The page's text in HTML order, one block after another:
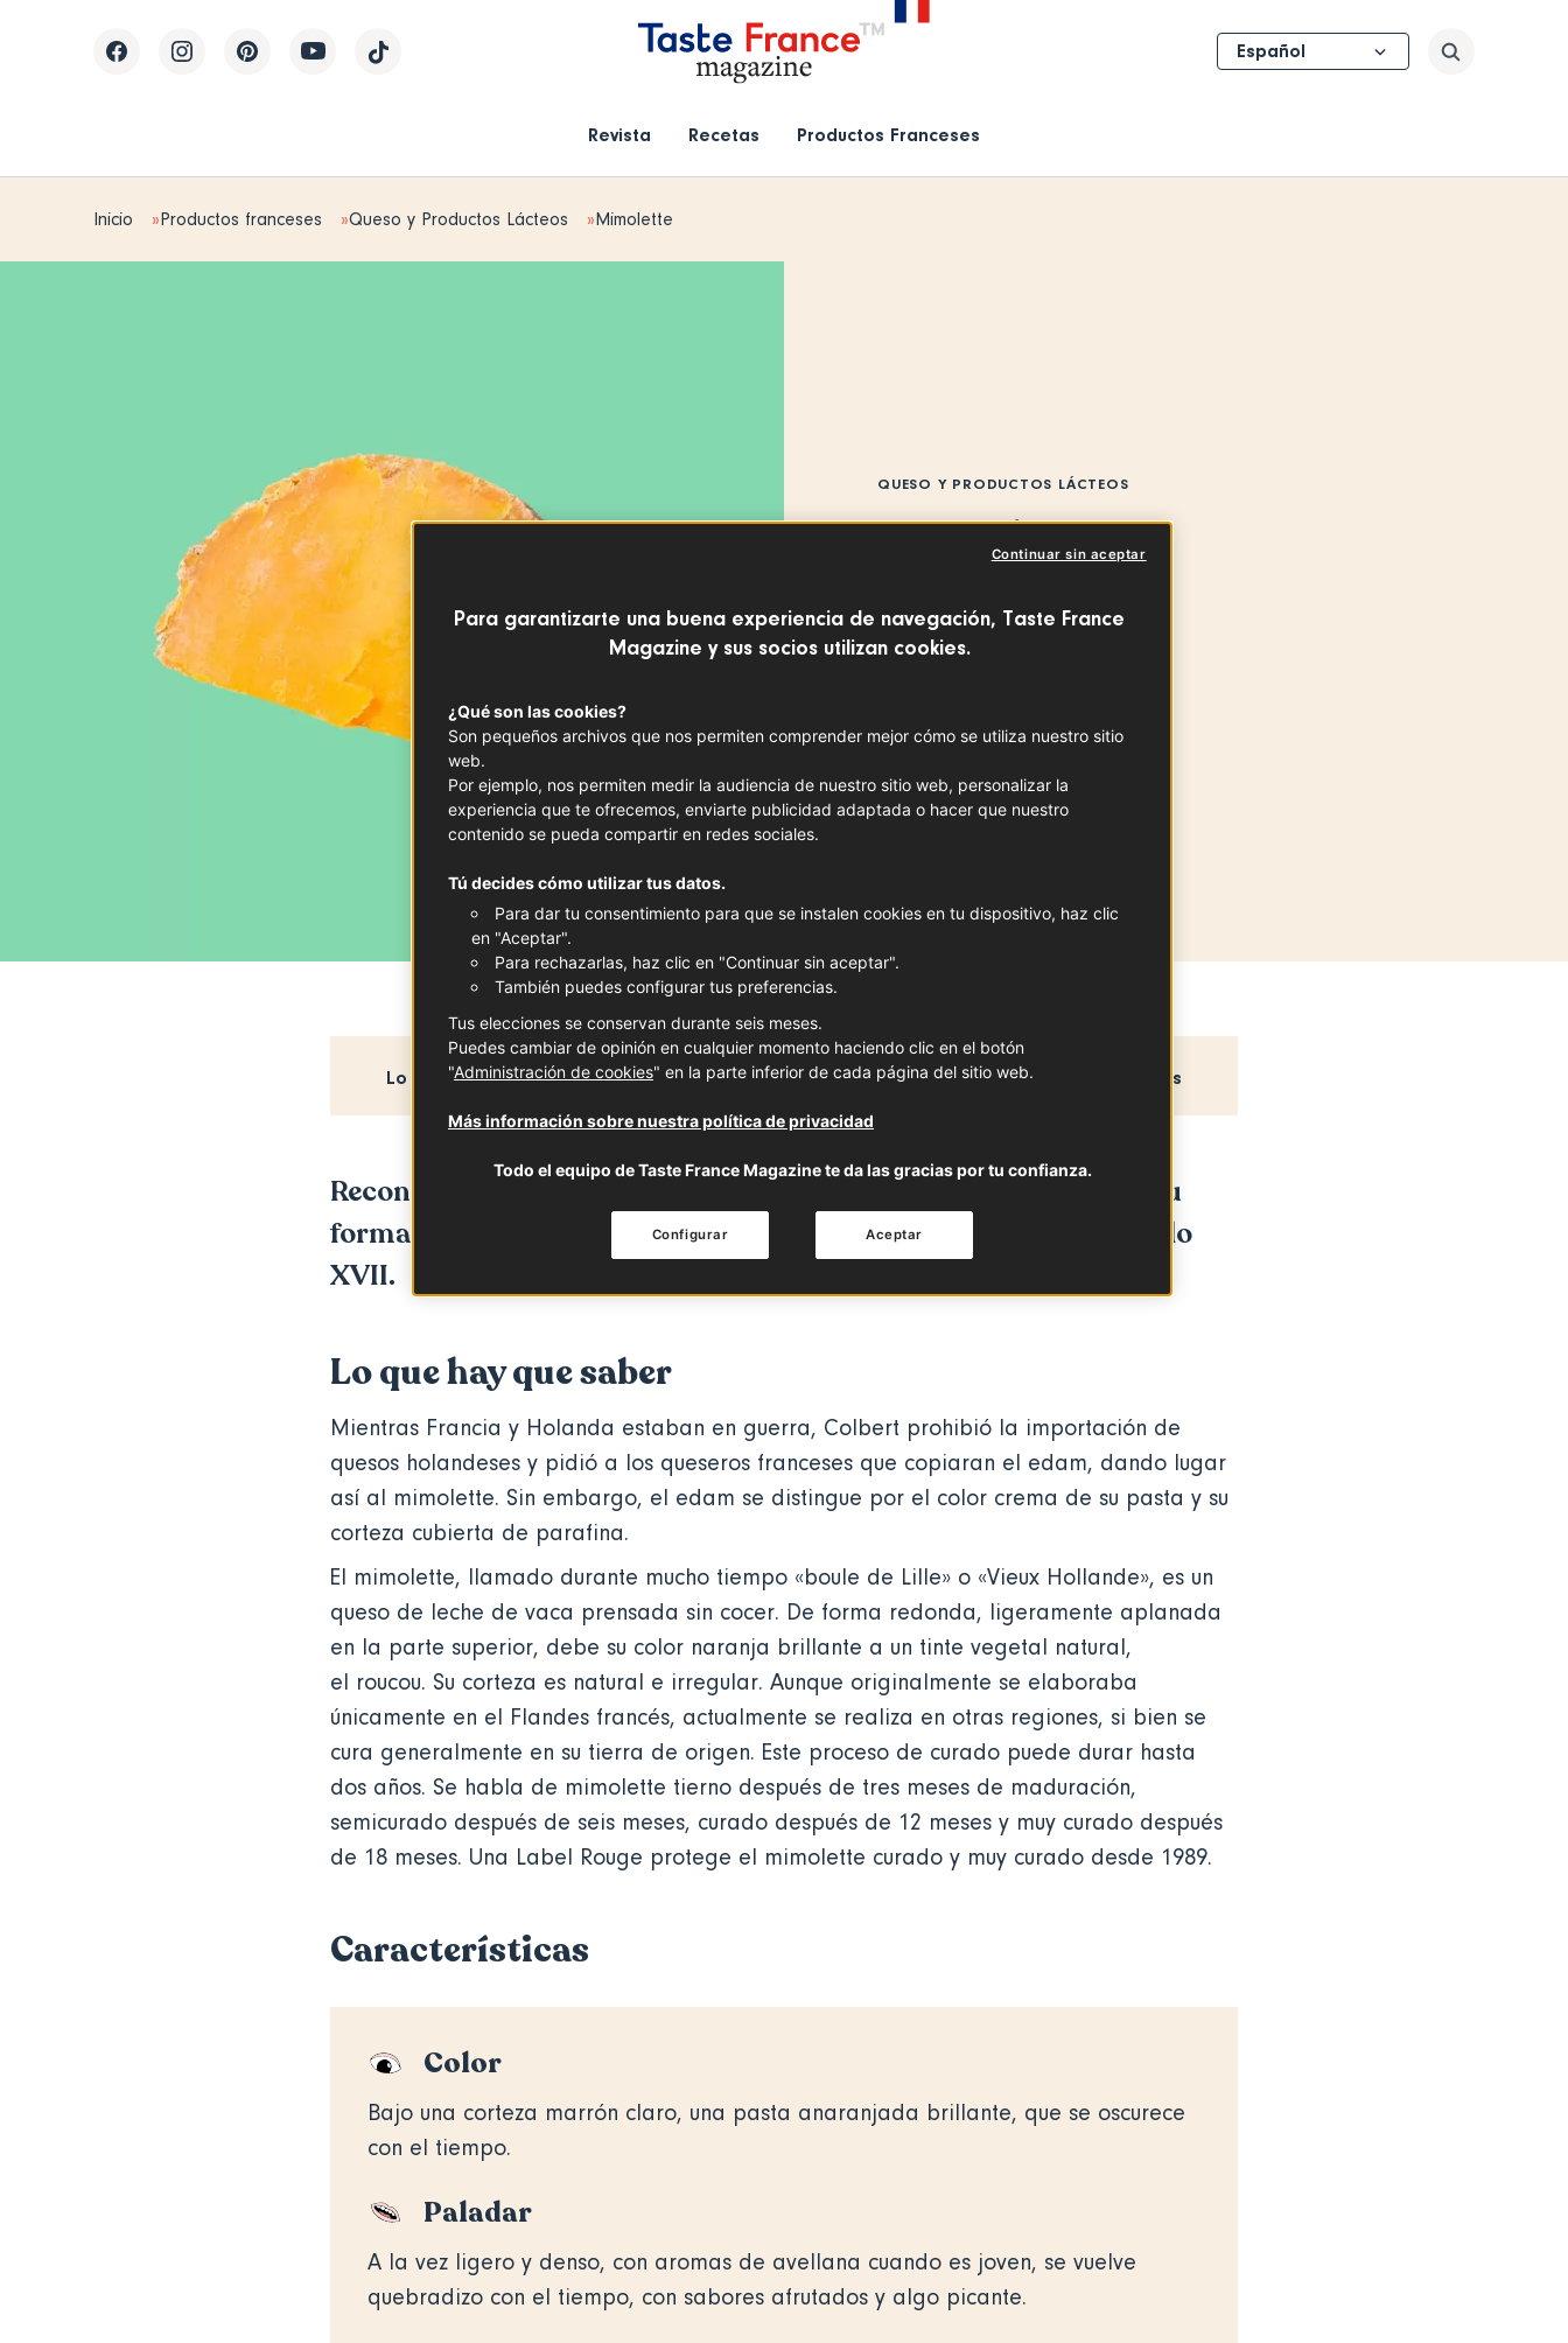
Revista Recetas Productos Franceses
Select
your
Buscar
Inicio Productos franceses Queso y Productos Lácteos Mimolette
QUESO Y PRODUCTOS LÁCTEOS
Mimolette
Hauts-de-France
Lo que hay que saber Características Cómo se utiliza Recetas
Reconocible por su pasta prensada de color naranja brillante y su
forma redonda, el Mimolette debe su creación a Colbert en el siglo
XVII.
Lo que hay que saber
Mientras Francia y Holanda estaban en guerra, Colbert prohibió la importación de
quesos holandeses y pidió a los queseros franceses que copiaran el edam, dando lugar
así al mimolette. Sin embargo, el edam se distingue por el color crema de su pasta y su
corteza cubierta de parafina.
El mimolette, llamado durante mucho tiempo «boule de Lille» o «Vieux Hollande», es un
queso de leche de vaca prensada sin cocer. De forma redonda, ligeramente aplanada
en la parte superior, debe su color naranja brillante a un tinte vegetal natural,
el roucou. Su corteza es natural e irregular. Aunque originalmente se elaboraba
únicamente en el Flandes francés, actualmente se realiza en otras regiones, si bien se
cura generalmente en su tierra de origen. Este proceso de curado puede durar hasta
dos años. Se habla de mimolette tierno después de tres meses de maduración,
semicurado después de seis meses, curado después de 12 meses y muy curado después
de 18 meses. Una Label Rouge protege el mimolette curado y muy curado desde 1989.
Características
Color
Bajo una corteza marrón claro, una pasta anaranjada brillante, que se oscurece
con el tiempo.
Paladar
A la vez ligero y denso, con aromas de avellana cuando es joven, se vuelve
quebradizo con el tiempo, con sabores afrutados y algo picante.
Para garantizarte una buena experiencia de navegación, Taste France
Magazine y sus socios utilizan cookies.
¿Qué son las cookies?
Son pequeños archivos que nos permiten comprender mejor cómo se utiliza nuestro sitio
web.
Por ejemplo, nos permiten medir la audiencia de nuestro sitio web, personalizar la
experiencia que te ofrecemos, enviarte publicidad adaptada o hacer que nuestro
contenido se pueda compartir en redes sociales.
Tú decides cómo utilizar tus datos.
Para dar tu consentimiento para que se instalen cookies en tu dispositivo, haz clic
en "Aceptar".
Para rechazarlas, haz clic en "Continuar sin aceptar".
También puedes configurar tus preferencias.
Tus elecciones se conservan durante seis meses.
Puedes cambiar de opinión en cualquier momento haciendo clic en el botón
"Administración de cookies" en la parte inferior de cada página del sitio web.
Más información sobre nuestra política de privacidad
Todo el equipo de Taste France Magazine te da las gracias por tu confianza.
Continuar sin aceptar
Aceptar
Configurar